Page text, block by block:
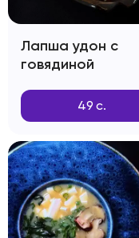
Лапша удон с
говядиной
49 с.